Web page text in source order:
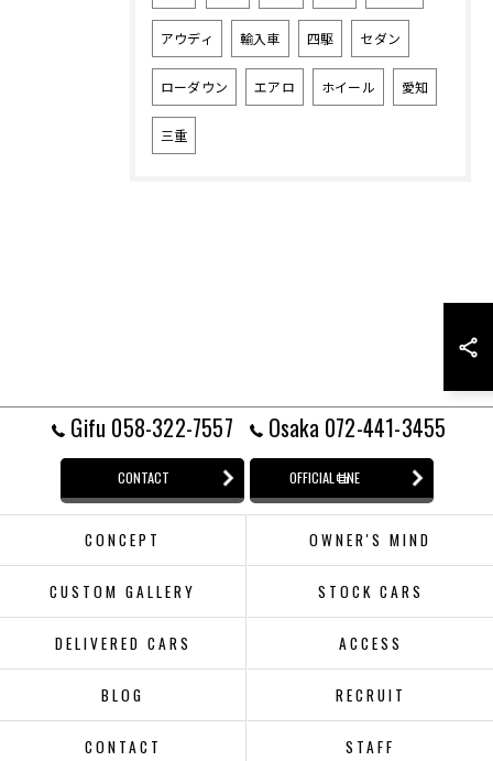
アウディ 輸入車 四駆 セダン
ローダウン エアロ ホイール 愛知
三重
Gifu 058-322-7557 Osaka 072-441-3455
CONTACT OFFICIAL LINE
CONCEPT OWNER'S MIND
CUSTOM GALLERY STOCK CARS
DELIVERED CARS ACCESS
BLOG RECRUIT
CONTACT STAFF